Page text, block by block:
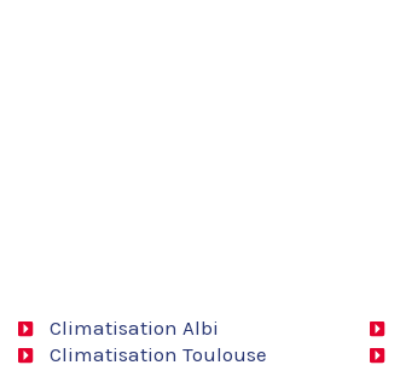
Climatisation Albi
Climatisation Toulouse